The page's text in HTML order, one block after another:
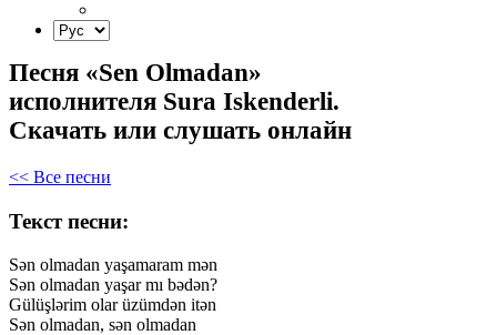
Песня «Sen Olmadan»
исполнителя Sura Iskenderli.
Скачать или слушать онлайн
<< Все песни
Текст песни:
Sən olmadan yaşamaram mən
Sən olmadan yaşar mı bədən?
Gülüşlərim olar üzümdən itən
Sən olmadan, sən olmadan